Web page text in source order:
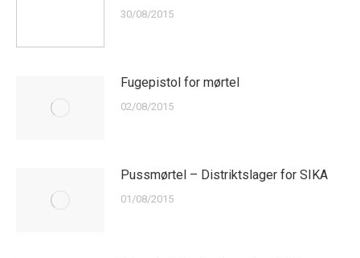
30/08/2015
Fugepistol for mørtel
02/08/2015
Pussmørtel – Distriktslager for SIKA
01/08/2015